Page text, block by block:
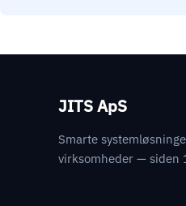
JITS ApS
Smarte
virksomheder — siden